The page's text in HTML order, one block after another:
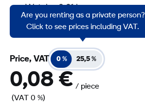
Weight: 0,01 kg
Package size: 300 kpl
Are you renting as a private person?
Click to see prices including VAT.
Price, VAT 0 % 25,5 %
0,08 € / piece
(VAT 0 %)